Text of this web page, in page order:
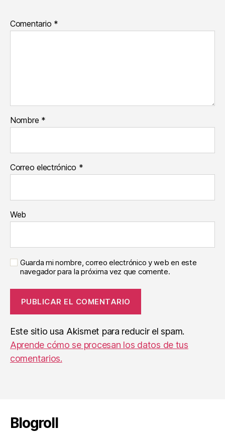
Comentario *
Nombre *
Correo electrónico *
Web
Guarda mi nombre, correo electrónico y web en este
navegador para la próxima vez que comente.
Este sitio usa Akismet para reducir el spam.
Aprende cómo se procesan los datos de tus
comentarios.
Blogroll